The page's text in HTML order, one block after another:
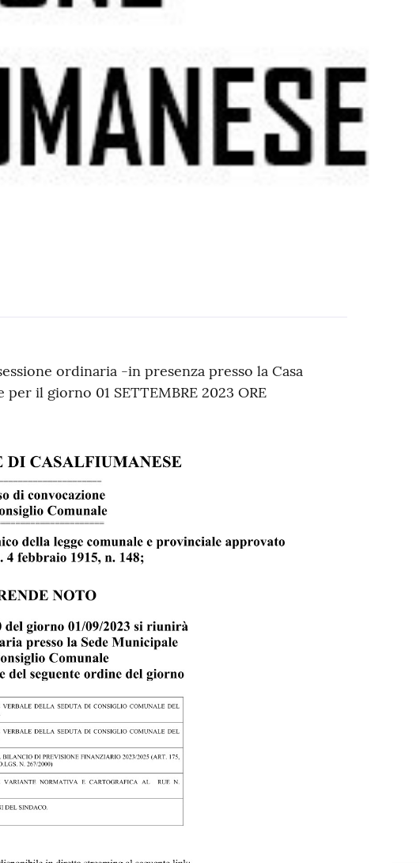
ordinaria -in presenza presso la Casa
il giorno 01 SETTEMBRE 2023 ORE